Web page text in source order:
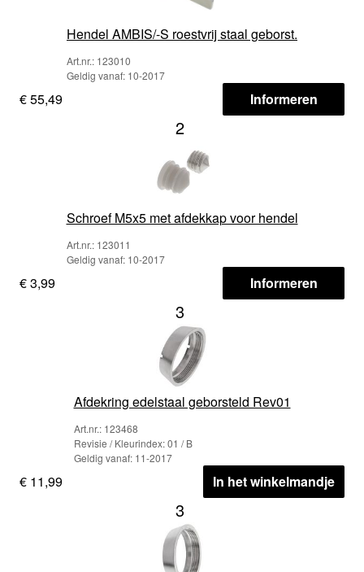
Hendel AMBIS/-S roestvrij staal geborst.
Art.nr.: 123010
Geldig vanaf: 10-2017
€ 55,49 Informeren
2
Schroef M5x5 met afdekkap voor hendel
Art.nr.: 123011
Geldig vanaf: 10-2017
€ 3,99 Informeren
3
Afdekring edelstaal geborsteld Rev01
Art.nr.: 123468
Revisie / Kleurindex: 01 / B
Geldig vanaf: 11-2017
€ 11,99 In het winkelmandje
3